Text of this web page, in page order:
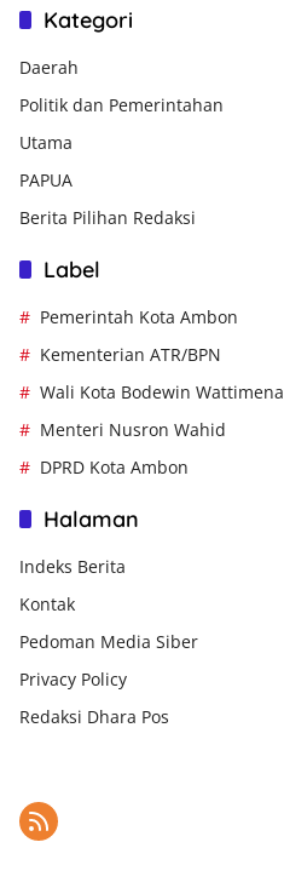
Kategori
Daerah
Politik dan Pemerintahan
Utama
PAPUA
Berita Pilihan Redaksi
Label
Pemerintah Kota Ambon
Kementerian ATR/BPN
Wali Kota Bodewin Wattimena
Menteri Nusron Wahid
DPRD Kota Ambon
Halaman
Indeks Berita
Kontak
Pedoman Media Siber
Privacy Policy
Redaksi Dhara Pos